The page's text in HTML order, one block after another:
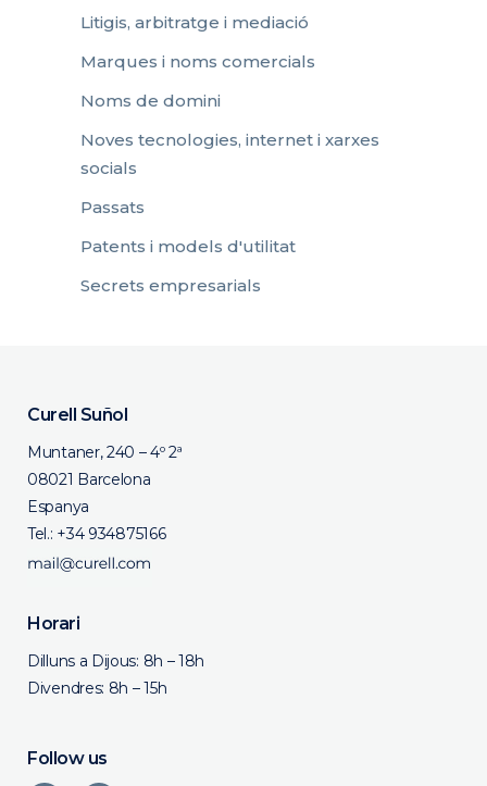
Litigis, arbitratge i mediació
Marques i noms comercials
Noms de domini
Noves tecnologies, internet i xarxes
socials
Passats
Patents i models d'utilitat
Secrets empresarials
Curell Suñol
Muntaner, 240 – 4º 2ª
08021 Barcelona
Espanya
Tel.: +34 934875166
Horari
Dilluns a Dijous: 8h – 18h
Divendres: 8h – 15h
Follow us